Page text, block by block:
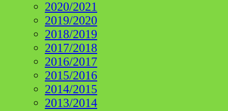
2020/2021
2019/2020
2018/2019
2017/2018
2016/2017
2015/2016
2014/2015
2013/2014